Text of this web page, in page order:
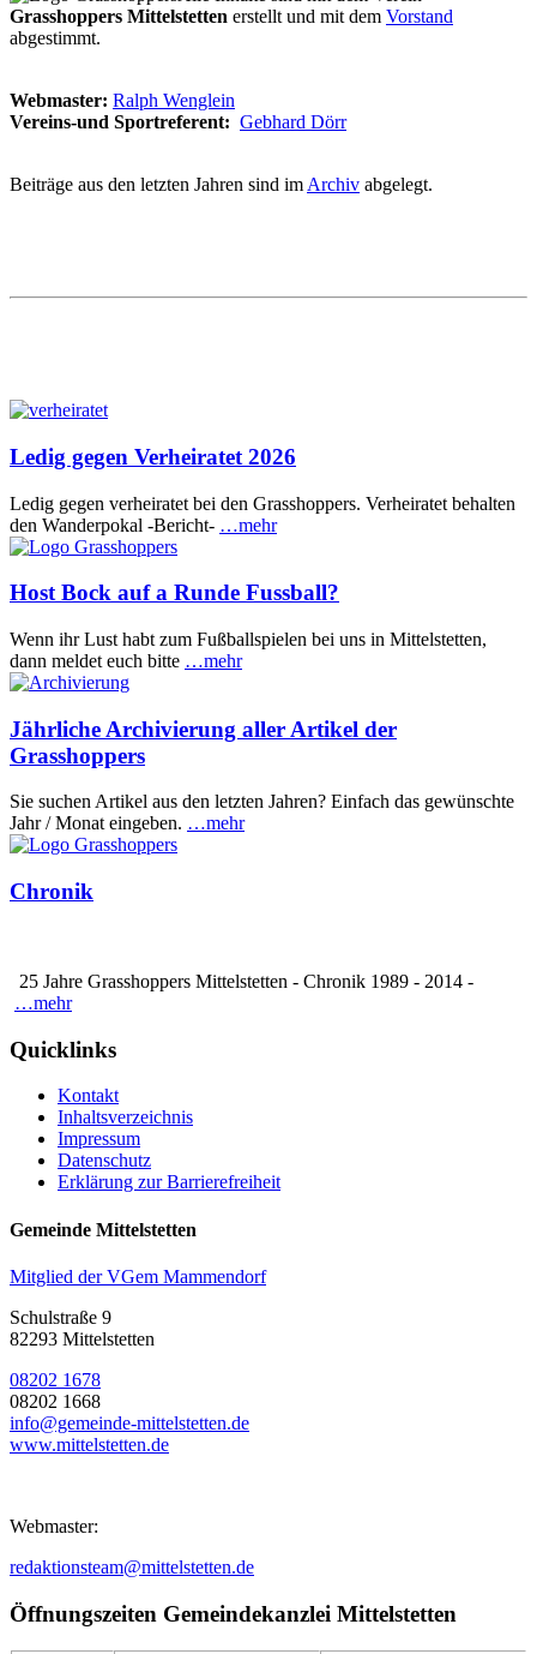
Grasshoppers Mittelstetten erstellt und mit dem Vorstand
abgestimmt.
Webmaster: Ralph Wenglein
Vereins-und Sportreferent: Gebhard Dörr
Beiträge aus den letzten Jahren sind im Archiv abgelegt.
Ledig gegen Verheiratet 2026
Ledig gegen verheiratet bei den Grasshoppers. Verheiratet behalten
den Wanderpokal -Bericht- …mehr
Host Bock auf a Runde Fussball?
Wenn ihr Lust habt zum Fußballspielen bei uns in Mittelstetten,
dann meldet euch bitte …mehr
Jährliche Archivierung aller Artikel der
Grasshoppers
Sie suchen Artikel aus den letzten Jahren? Einfach das gewünschte
Jahr / Monat eingeben. …mehr
Chronik
25 Jahre Grasshoppers Mittelstetten - Chronik 1989 - 2014 -
…mehr
Quicklinks
Kontakt
Inhaltsverzeichnis
Impressum
Datenschutz
Erklärung zur Barrierefreiheit
Gemeinde Mittelstetten
Mitglied der VGem Mammendorf
Schulstraße 9
82293 Mittelstetten
08202 1678
08202 1668
info@gemeinde-mittelstetten.de
www.mittelstetten.de
Webmaster:
redaktionsteam@mittelstetten.de
Öffnungszeiten Gemeindekanzlei Mittelstetten